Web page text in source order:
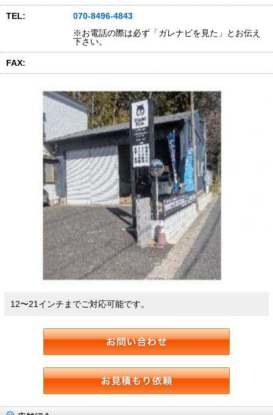
TEL:
070-8496-4843
※お電話の際は必ず「ガレナビを見た」とお伝え
下さい。
FAX:
12〜21インチまでご対応可能です。